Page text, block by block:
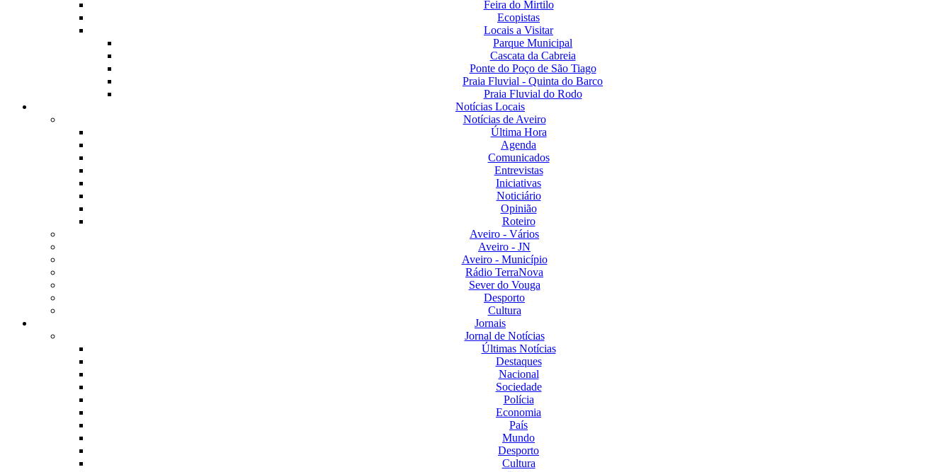
Feira do Mirtilo
Ecopistas
Locais a Visitar
Parque Municipal
Cascata da Cabreia
Ponte do Poço de São Tiago
Praia Fluvial - Quinta do Barco
Praia Fluvial do Rodo
Notícias Locais
Notícias de Aveiro
Última Hora
Agenda
Comunicados
Entrevistas
Iniciativas
Noticiário
Opinião
Roteiro
Aveiro - Vários
Aveiro - JN
Aveiro - Município
Rádio TerraNova
Sever do Vouga
Desporto
Cultura
Jornais
Jornal de Notícias
Últimas Notícias
Destaques
Nacional
Sociedade
Polícia
Economia
País
Mundo
Desporto
Cultura